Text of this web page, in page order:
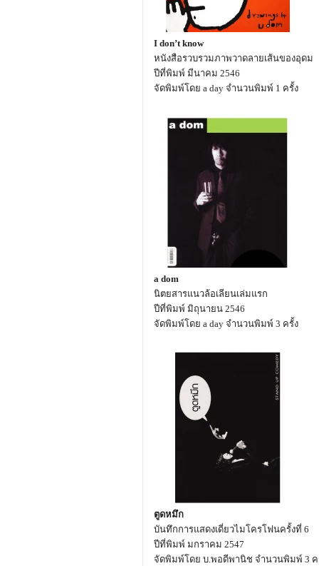
I don’t know
หนังสือรวบรวมภาพวาดลายเส้นของอุดม
ปีที่พิมพ์ มีนาคม 2546
จัดพิมพ์โดย a day จำนวนพิมพ์ 1 ครั้ง
a dom
นิตยสารแนวล้อเลียนเล่มแรก
ปีที่พิมพ์ มิถุนายน 2546
จัดพิมพ์โดย a day จำนวนพิมพ์ 3 ครั้ง
ตูดหมึก
บันทึกการแสดงเดี่ยวไมโครโฟนครั้งที่ 6
ปีที่พิมพ์ มกราคม 2547
จัดพิมพ์โดย บ.พอดีพานิช จำนวนพิมพ์ 3 ค